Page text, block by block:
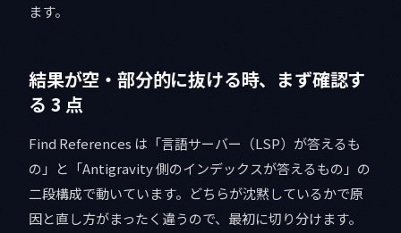
ます。
結果が空・部分的に抜ける時、まず確認す
る 3 点
Find References は「言語サーバー（LSP）が答えるも
の」と「Antigravity 側のインデックスが答えるもの」の
二段構成で動いています。どちらが沈黙しているかで原
因と直し方がまったく違うので、最初に切り分けます。